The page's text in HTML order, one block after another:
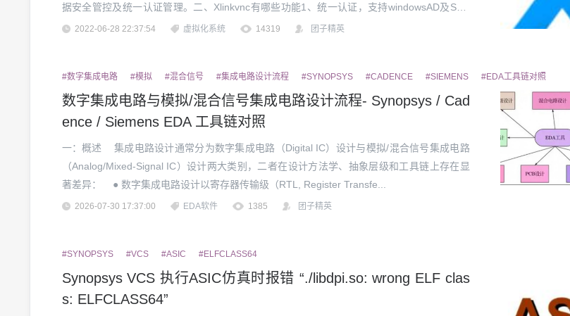
据安全管控及统一认证管理。二、Xlinkvnc有哪些功能1、统一认证，支持windowsAD及SSH
认证模式2、快速部署、快速启动及快速重启的功能3、可针对企业研发实现接入管控及远...
2022-06-28 22:37:54 虚拟化系统 14319 团子精英
#数字集成电路 #模拟 #混合信号 #集成电路设计流程 #SYNOPSYS #CADENCE #SIEMENS #EDA工具链对照
数字集成电路与模拟/混合信号集成电路设计流程- Synopsys / Cad
ence / Siemens EDA 工具链对照
一：概述 集成电路设计通常分为数字集成电路（Digital IC）设计与模拟/混合信号集成电路
（Analog/Mixed-Signal IC）设计两大类别，二者在设计方法学、抽象层级和工具链上存在显
著差异： ● 数字集成电路设计以寄存器传输级（RTL, Register Transfe...
2026-07-30 17:37:00 EDA软件 1385 团子精英
#SYNOPSYS #VCS #ASIC #ELFCLASS64
Synopsys VCS 执行ASIC仿真时报错 “./libdpi.so: wrong ELF clas
s: ELFCLASS64”